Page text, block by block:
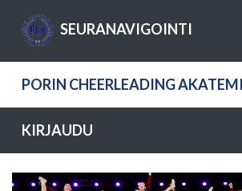
SEURANAVIGOINTI
PORIN CHEERLEADING
KIRJAUDU